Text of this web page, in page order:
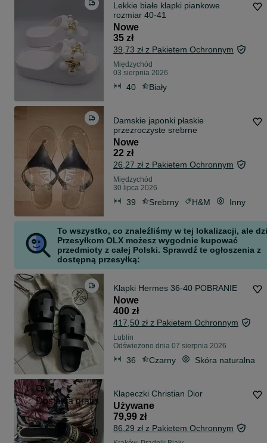
Lekkie białe klapki piankowe
rozmiar 40-41
Nowe
35 zł
39,73 zł z Pakietem Ochronnym
Międzychód
03 sierpnia 2026
40 Biały
Damskie japonki płaskie
przezroczyste srebrne
Nowe
22 zł
26,27 zł z Pakietem Ochronnym
Międzychód
30 lipca 2026
39 Srebrny H&M Inny
To wszystko, co znaleźliśmy w tej lokalizacji, ale
Przesyłkom OLX możesz wygodnie kupować
przedmioty z całej Polski. Sprawdź te ogłoszenia z
dostępną przesyłką:
Klapki Hermes 36-40 POBRANIE
Nowe
400 zł
417,50 zł z Pakietem Ochronnym
Lublin
Odświeżono dnia 07 sierpnia 2026
36 Czarny Skóra naturalna
Dostawa gratis
Klapeczki Christian Dior
Używane
79,99 zł
86,29 zł z Pakietem Ochronnym